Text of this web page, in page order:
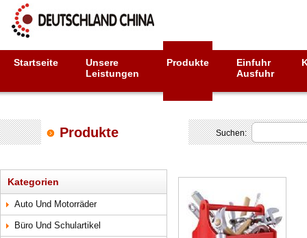
Startseite
Unsere
Leistungen
Produkte
Einfuhr
Ausfuhr
Produkte Suchen:
Kategorien
Auto Und Motorräder
Büro Und Schulartikel